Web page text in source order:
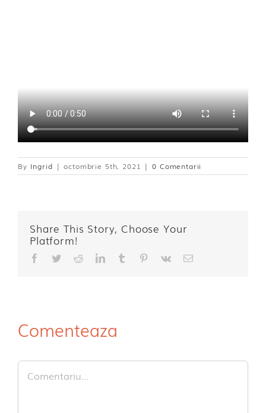
By Ingrid | octombrie 5th, 2021 | 0 Comentarii
Share This Story, Choose Your
Platform!
Facebook
TwitterRedditLinkedIn
TumblrPinterest
Vk
E-
Comenteaza
Comment